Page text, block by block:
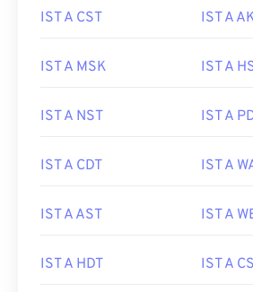
IST A CST IST A
IST A MSK IST A
IST A NST IST A
IST A CDT IST A
IST A AST IST A
IST A HDT IST A